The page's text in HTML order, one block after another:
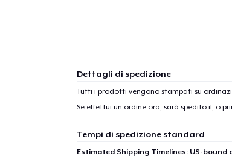
Dettagli di spedizione
Tutti i prodotti vengono stampati su
Se effettui un ordine ora, sarà spedito il, o
Tempi di spedizione standard
Estimated Shipping Timelines: US-bound